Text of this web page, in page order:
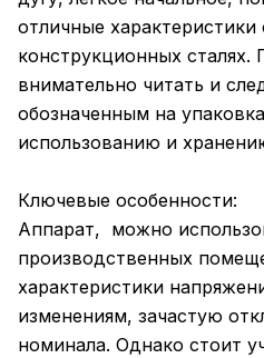
отличные
конструкционных
внимательно читать и
обозначенным на
использованию и
Ключевые особенности:
Аппарат, можно
производственных
характеристики
изменениям, зачастую
номинала. Однако стоит